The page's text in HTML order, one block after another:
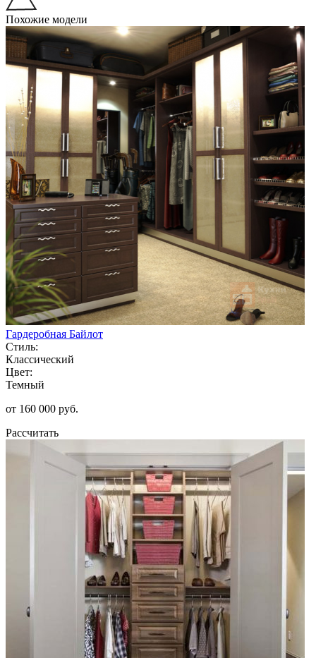
Похожие модели
Гардеробная Байлот
Стиль:
Классический
Цвет:
Темный
от 160 000 руб.
Рассчитать